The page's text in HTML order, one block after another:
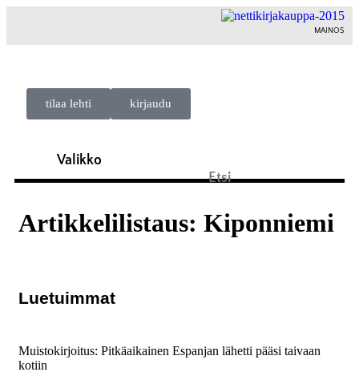
MAINOS
tilaa lehti kirjaudu
Artikkelilistaus: Kiponniemi
Luetuimmat
Muistokirjoitus: Pitkäaikainen Espanjan lähetti pääsi taivaan
kotiin